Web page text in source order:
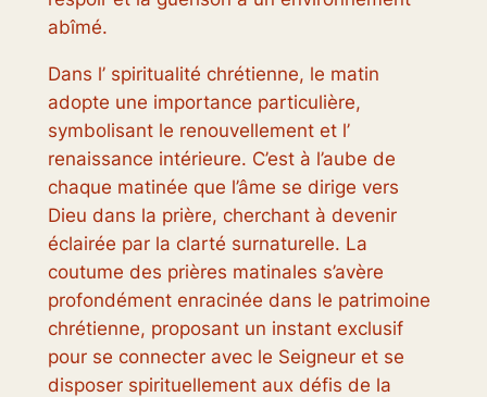
abîmé.
Dans l’ spiritualité chrétienne, le matin
adopte une importance particulière,
symbolisant le renouvellement et l’
renaissance intérieure. C’est à l’aube de
chaque matinée que l’âme se dirige vers
Dieu dans la prière, cherchant à devenir
éclairée par la clarté surnaturelle. La
coutume des prières matinales s’avère
profondément enracinée dans le patrimoine
chrétienne, proposant un instant exclusif
pour se connecter avec le Seigneur et se
disposer spirituellement aux défis de la